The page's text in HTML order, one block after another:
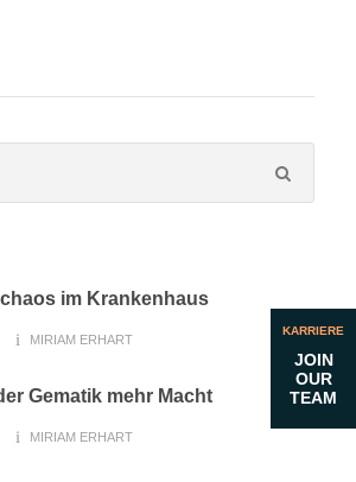
im Krankenhaus
MIRIAM ERHART
Gematik mehr Macht
MIRIAM ERHART
KARRIERE
JOIN
OUR
TEAM